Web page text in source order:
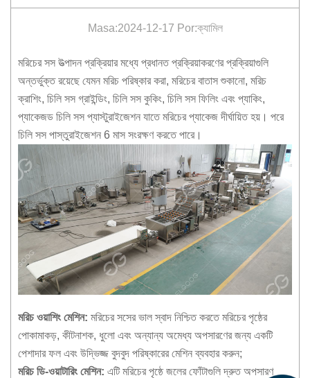
Masa:2024-12-17 Por:ক্যামিল
মরিচের সস উত্পাদন প্রক্রিয়ার মধ্যে প্রধানত প্রক্রিয়াকরণের প্রক্রিয়াগুলি
অন্তর্ভুক্ত রয়েছে যেমন মরিচ পরিষ্কার করা, মরিচের বাতাস শুকানো, মরিচ
ক্রাশিং, চিলি সস গ্রাইন্ডিং, চিলি সস কুকিং, চিলি সস ফিলিং এবং প্যাকিং,
প্যাকেজড চিলি সস প্যাস্টুরাইজেশন যাতে মরিচের প্যাকেজ দীর্ঘায়িত হয়। পরে
চিলি সস পাস্তুরাইজেশন 6 মাস সংরক্ষণ করতে পারে।
মরিচ ওয়াশিং মেশিন: মরিচের সসের ভাল স্বাদ নিশ্চিত করতে মরিচের পৃষ্ঠের
পোকামাকড়, কীটনাশক, ধুলো এবং অন্যান্য অমেধ্য অপসারণের জন্য একটি
পেশাদার ফল এবং উদ্ভিজ্জ বুদবুদ পরিষ্কারের মেশিন ব্যবহার করুন;
মরিচ ডি-ওয়াটারিং মেশিন: এটি মরিচের পৃষ্ঠে জলের ফোঁটাগুলি দ্রুত অপসারণ